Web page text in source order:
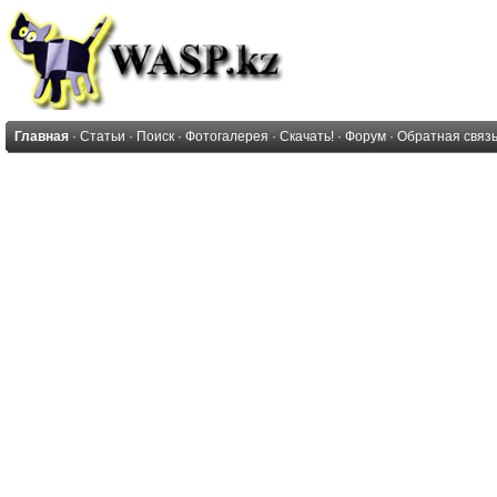
Главная · Статьи · Поиск · Фотогалерея · Скачать! · Форум · Обратная связь